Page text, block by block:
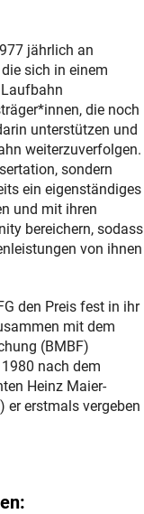
jährlich an
sich in einem
die noch
unterstützen und
weiterzuverfolgen.
sondern
ein eigenständiges
und mit ihren
bereichern, sodass
von ihnen
den Preis fest in ihr
mit dem
(BMBF)
nach dem
Heinz Maier-
er erstmals vergeben